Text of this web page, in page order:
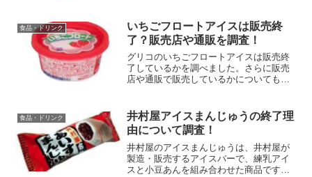
食品・ドリンク
いちごフロートアイスは販売終
了？販売店や通販を調査！
グリコのいちごフロートアイスは販売終
了しているかを調べました。さらに販売
店や通販で販売しているかについてもま
食品・ドリンク
井村屋アイスまんじゅうの終了理
由について調査！
井村屋のアイスまんじゅうは、井村屋が
製造・販売するアイスバーで、練乳アイ
スと小豆あんを組み合わせた商品です。